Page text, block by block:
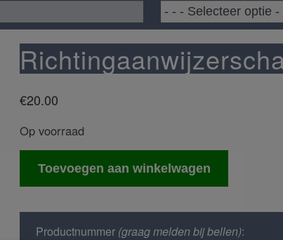
€20.00
Op voorraad
Richtingaanwijzerschakelaar
Toevoegen aan winkelwagen
Productnummer (graag melden bij bellen):